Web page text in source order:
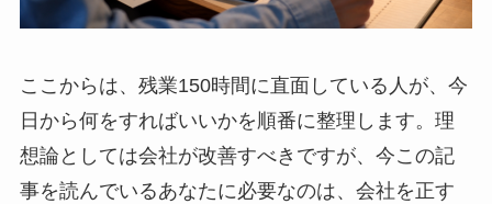
ここからは、残業150時間に直面している人が、今
日から何をすればいいかを順番に整理します。理
想論としては会社が改善すべきですが、今この記
事を読んでいるあなたに必要なのは、会社を正す